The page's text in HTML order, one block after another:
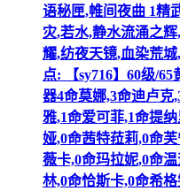
语秘匣,帷间夜曲 1精
灾,若水,静水流涌之
耀,纺夜天镜,血染荒
点: 【sy716】60级/
器4命莫娜,3命迪卢克
雅,1命爱可菲,1命提
娅,0命茜特菈莉,0命
薇卡,0命玛拉妮,0命
林,0命恰斯卡,0命希